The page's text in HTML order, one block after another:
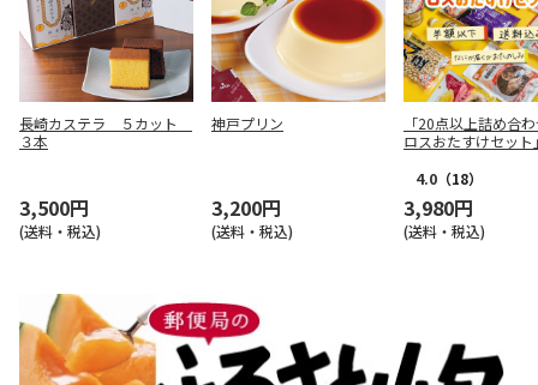
長崎カステラ ５カット
３本
3,500円
(送料・税込)
神戸プリン
3,200円
(送料・税込)
「20点以上詰め合
ロスおたすけセット
4.0 （18）
3,980円
(送料・税込)